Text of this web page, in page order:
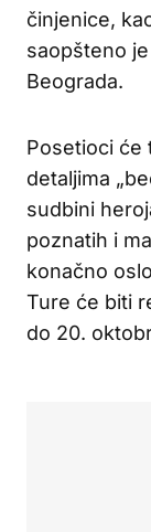
činjenice,
saopšteno
Beograda.
Posetioci će
detaljima
sudbini
poznatih i
konačno
Ture će biti
do 20.